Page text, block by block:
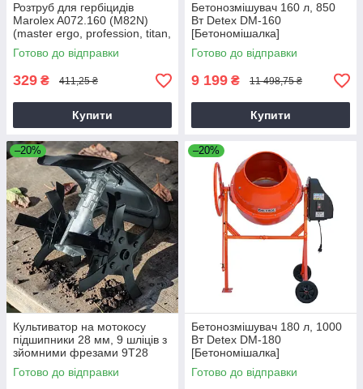
Розтруб для гербіцидів
Marolex A072.160 (M82N)
(master ergo, profession, titan,
x-line)
Готово до відправки
329 ₴ 411,25 ₴
Купити
Бетонозмішувач 160 л, 850
Вт Detex DM-160
[Бетономішалка]
Готово до відправки
9 199 ₴ 11 498,75 ₴
Купити
–20%
Культиватор на мотокосу
підшипники 28 мм, 9 шліців з
зйомними фрезами 9T28
Готово до відправки
–20%
Бетонозмішувач 180 л, 1000
Вт Detex DM-180
[Бетономішалка]
Готово до відправки